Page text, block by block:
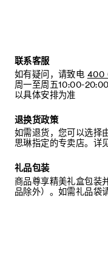
联系客服
如有疑问，请致电 400
周一至周五10:00-
以具体安排为准
退换货政策
如需退货，您可以选择
思琳指定的专卖店。详
礼品包装
商品尊享精美礼盒包装
品除外）。如需礼品袋